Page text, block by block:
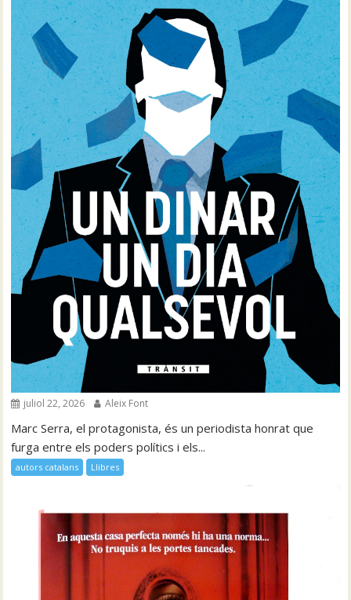
juliol 22, 2026 Aleix Font
Marc Serra, el protagonista, és un periodista honrat que
furga entre els poders polítics i els...
autors catalans Llibres